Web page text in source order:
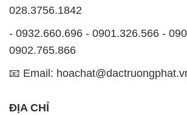
028.3756.1842
- 0932.660.696 - 0901.326.566 -
0902.765.866
📧 Email:
ĐỊA CHỈ